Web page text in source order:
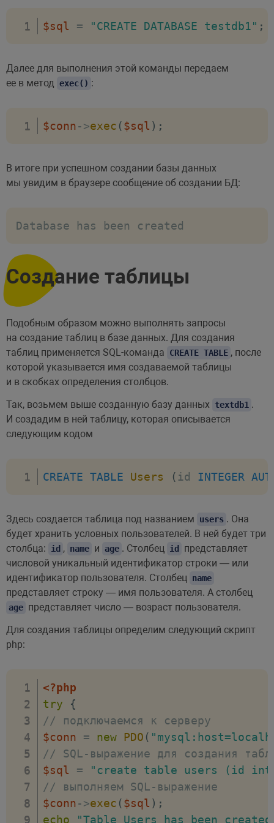
$sql = "CREATE DATABASE testdb1" ;
Далее для выполнения этой команды передаем
ее в метод
exec() :
$conn->exec ($sql ) ;
В итоге при успешном создании базы данных
мы увидим в браузере сообщение об создании БД:
Database has been created
Создание таблицы
Подобным образом можно выполнять запросы
на создание таблиц в базе данных. Для создания
таблиц применяется SQL-команда
CREATE TABLE , после
которой указывается имя создаваемой таблицы
и в скобках определения столбцов.
Так, возьмем выше созданную базу данных
textdb1 .
И создадим в ней таблицу, которая описывается
следующим кодом
CREATE TABLE Users (id INTEGER
Здесь создается таблица под названием users . Она
будет хранить условных пользователей. В ней будет три
столбца:
id , name и age . Столбец id представляет
числовой уникальный идентификатор строки — или
идентификатор пользователя. Столбец
name
представляет строку — имя пользователя. А столбец
age представляет число — возраст пользователя.
Для создания таблицы определим следующий скрипт
php:
<?php
try
{
// подключаемся к серверу
$conn
= new PDO (
// SQL-выражение для создания
$sql
=
"create table users (id
// выполняем SQL-выражение
$conn->exec ($sql ) ;
echo
"Table Users has been